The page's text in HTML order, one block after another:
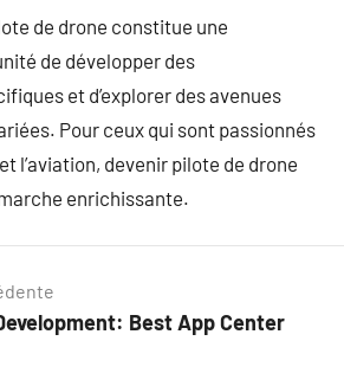
de drone constitue une
de développer des
et d’explorer des avenues
Pour ceux qui sont passionnés
l’aviation, devenir pilote de drone
enrichissante.
Best App Center